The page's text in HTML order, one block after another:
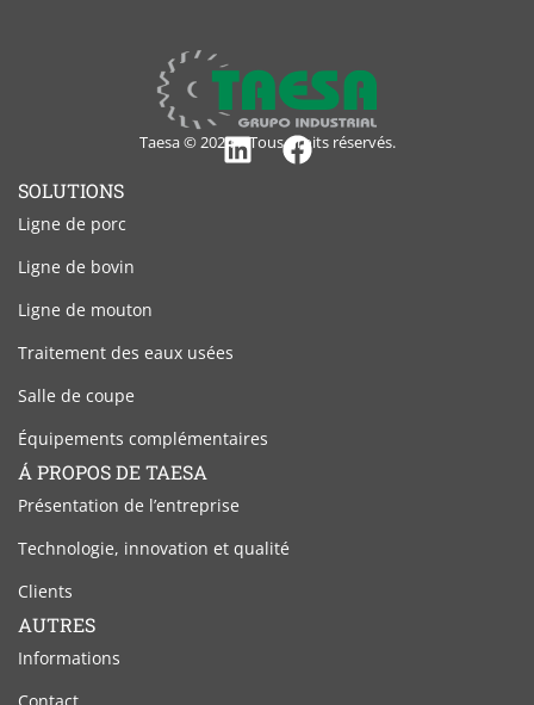
Taesa © 2024 – Tous droits réservés.
SOLUTIONS
Ligne de porc
Ligne de bovin
Ligne de mouton
Traitement des eaux usées
Salle de coupe
Équipements complémentaires
Á PROPOS DE TAESA
Présentation de l’entreprise
Technologie, innovation et qualité
Clients
AUTRES
Informations